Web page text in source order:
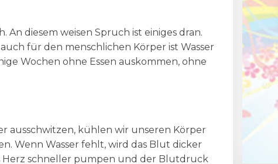
An diesem weisen Spruch ist einiges dran.
für den menschlichen Körper ist Wasser
Wochen ohne Essen auskommen, ohne
ausschwitzen, kühlen wir unseren Körper
Wenn Wasser fehlt, wird das Blut dicker
Herz schneller pumpen und der Blutdruck